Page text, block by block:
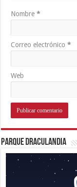
Nombre*
Correo electrónico*
Web
Parque Draculandia